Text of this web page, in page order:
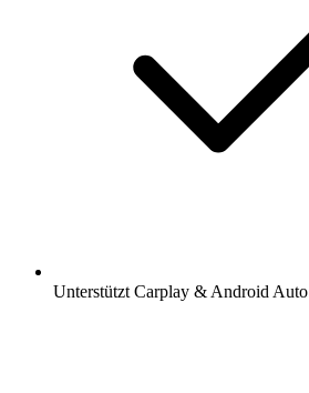
Unterstützt Carplay & Android Auto